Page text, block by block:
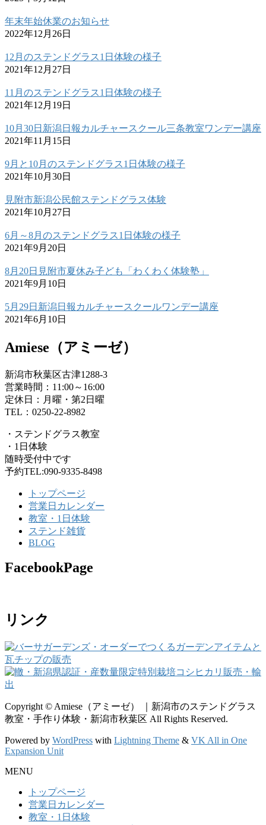
年末年始休業のお知らせ
2022年12月26日
12月のステンドグラス1日体験の様子
2021年12月27日
11月のステンドグラス1日体験の様子
2021年12月19日
10月30日新潟日報カルチャースクール三条教室ワンデー講座
2021年11月15日
9月と10月のステンドグラス1日体験の様子
2021年10月30日
見附市新潟公民館ステンドグラス体験
2021年10月27日
6月～8月のステンドグラス1日体験の様子
2021年9月20日
8月20日見附市夏休み子ども「わくわく体験塾」
2021年9月10日
5月29日新潟日報カルチャースクールワンデー講座
2021年6月10日
Amiese（アミーゼ）
新潟市秋葉区古津1288-3
営業時間：11:00～16:00
定休日：月曜・第2日曜
TEL：0250-22-8982
・ステンドグラス教室
・1日体験
随時受付中です
予約TEL:090-9335-8498
トップページ
営業日カレンダー
教室・1日体験
ステンド雑貨
BLOG
FacebookPage
リンク
Copyright © Amiese（アミーゼ） ｜新潟市のステンドグラス
教室・手作り体験・新潟市秋葉区 All Rights Reserved.
Powered by WordPress with Lightning Theme & VK All in One
Expansion Unit
MENU
トップページ
営業日カレンダー
教室・1日体験